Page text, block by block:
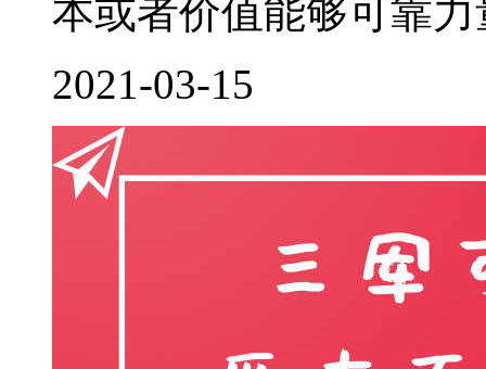
本或者价值能够可靠
2021-03-15